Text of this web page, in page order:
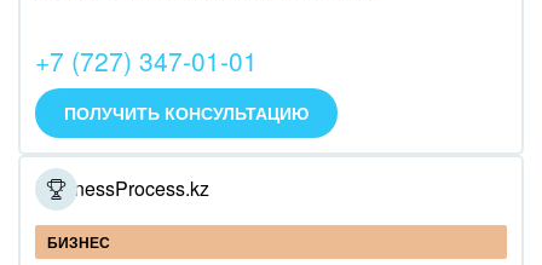
+7 (727) 347-01-01
ПОЛУЧИТЬ КОНСУЛЬТАЦИЮ
BusinessProcess.kz
БИЗНЕС